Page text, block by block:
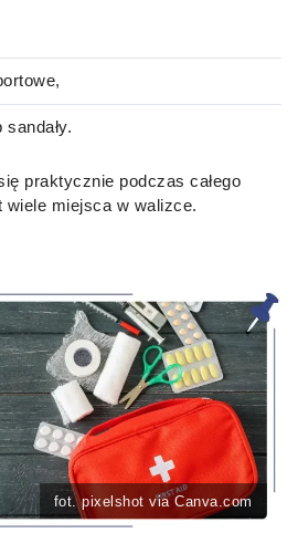
praktycznie podczas całego
wiele miejsca w walizce.
fot. pixelshot via Canva.com